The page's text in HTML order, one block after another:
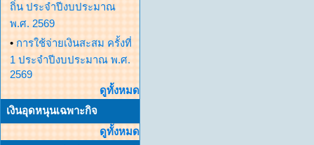
ถิ่น ประจำปีงบประมาณ
พ.ศ. 2569
• การใช้จ่ายเงินสะสม ครั้งที่
1 ประจำปีงบประมาณ พ.ศ.
2569
ดูทั้งหมด
เงินอุดหนุนเฉพาะกิจ
ดูทั้งหมด